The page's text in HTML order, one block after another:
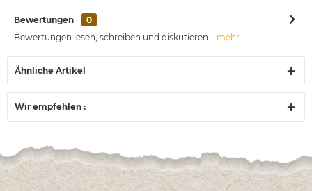
Bewertungen
0
Bewertungen lesen, schreiben und diskutieren...
mehr
Ähnliche Artikel
Wir empfehlen :